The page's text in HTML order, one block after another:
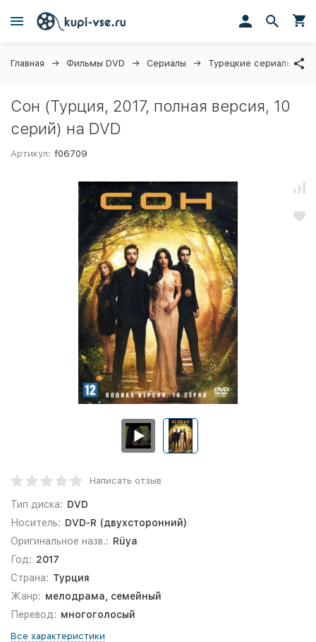
Главная Фильмы DVD Сериалы Турецкие сериалы
Сон (Турция, 2017, полная версия, 10
серий) на DVD
Артикул: f06709
Написать отзыв
Тип диска: DVD
Носитель: DVD-R (двухсторонний)
Оригинальное назв.: Rüya
Год: 2017
Страна: Турция
Жанр: мелодрама, семейный
Перевод: многоголосый
Все характеристики